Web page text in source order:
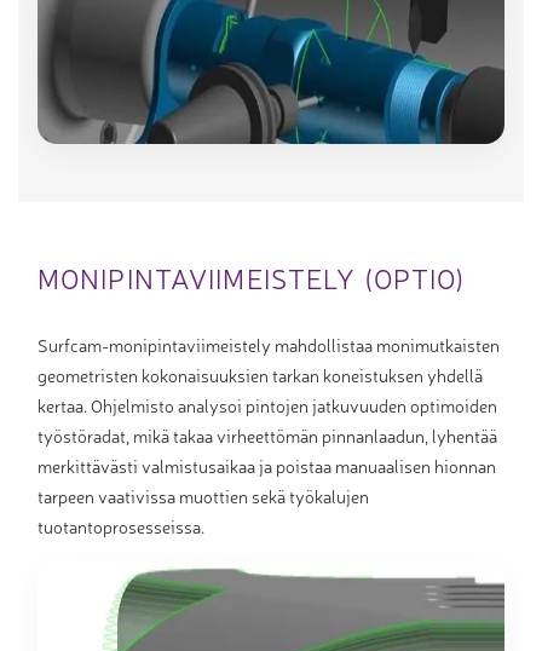
MONIPINTAVIIMEISTELY (OPTIO)
Surfcam-monipintaviimeistely mahdollistaa monimutkaisten
geometristen kokonaisuuksien tarkan koneistuksen yhdellä
kertaa. Ohjelmisto analysoi pintojen jatkuvuuden optimoiden
työstöradat, mikä takaa virheettömän pinnanlaadun, lyhentää
merkittävästi valmistusaikaa ja poistaa manuaalisen hionnan
tarpeen vaativissa muottien sekä työkalujen
tuotantoprosesseissa.